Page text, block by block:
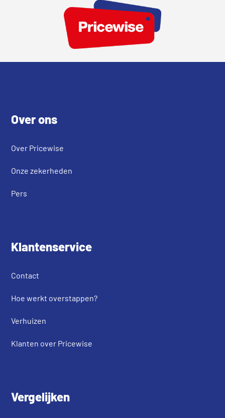
Over ons
Over Pricewise
Onze zekerheden
Pers
Klantenservice
Contact
Hoe werkt overstappen?
Verhuizen
Klanten over Pricewise
Vergelijken